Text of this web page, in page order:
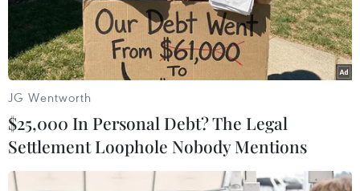
JG Wentworth
$25,000 In Personal Debt? The Legal
Settlement Loophole Nobody Mentions